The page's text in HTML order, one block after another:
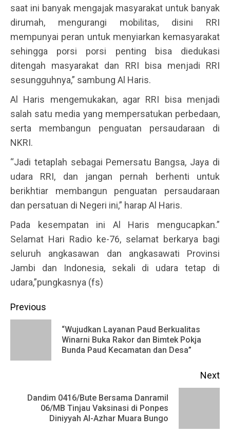
saat ini banyak mengajak masyarakat untuk banyak
dirumah, mengurangi mobilitas, disini RRI
mempunyai peran untuk menyiarkan kemasyarakat
sehingga porsi porsi penting bisa diedukasi
ditengah masyarakat dan RRI bisa menjadi RRI
sesungguhnya,” sambung Al Haris.
Al Haris mengemukakan, agar RRI bisa menjadi
salah satu media yang mempersatukan perbedaan,
serta membangun penguatan persaudaraan di
NKRI.
“Jadi tetaplah sebagai Pemersatu Bangsa, Jaya di
udara RRI, dan jangan pernah berhenti untuk
berikhtiar membangun penguatan persaudaraan
dan persatuan di Negeri ini,” harap Al Haris.
Pada kesempatan ini Al Haris mengucapkan.”
Selamat Hari Radio ke-76, selamat berkarya bagi
seluruh angkasawan dan angkasawati Provinsi
Jambi dan Indonesia, sekali di udara tetap di
udara,”pungkasnya (fs)
Continue
Previous
“Wujudkan Layanan Paud Berkualitas
Winarni Buka Rakor dan Bimtek Pokja
Bunda Paud Kecamatan dan Desa”
Next
Dandim 0416/Bute Bersama Danramil
06/MB Tinjau Vaksinasi di Ponpes
Diniyyah Al-Azhar Muara Bungo